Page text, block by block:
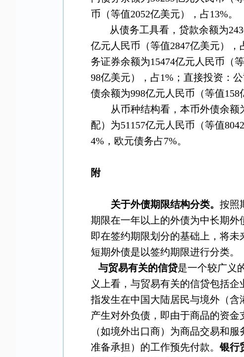
币（等值2052亿美元），占13%。
从债务工具看，贷款余额为
亿元人民币（等值2847亿美元），
务证券余额为15474亿元人民币（
98亿美元），占1% ；直接投资：
债余额为998亿元人民币（等值158
从币种结构看，本币外债余额
配）为51157亿元人民币（等值8042
4% ，欧元债务占7%。
附
关于外债期限结构分类。 按照
期限在一年以上的外债为中长期外
即在签约期限划分的基础上，将
短期外债是以签约期限进行分类。
与贸易有关的信贷是一个较广义
义上看，与贸易有关的信贷包括
指发生在中国大陆居民与境外（
产生对外负债，即由于商品的资
（如境外出口商）为商品交易和
准备承担）的工作预先付款。银行